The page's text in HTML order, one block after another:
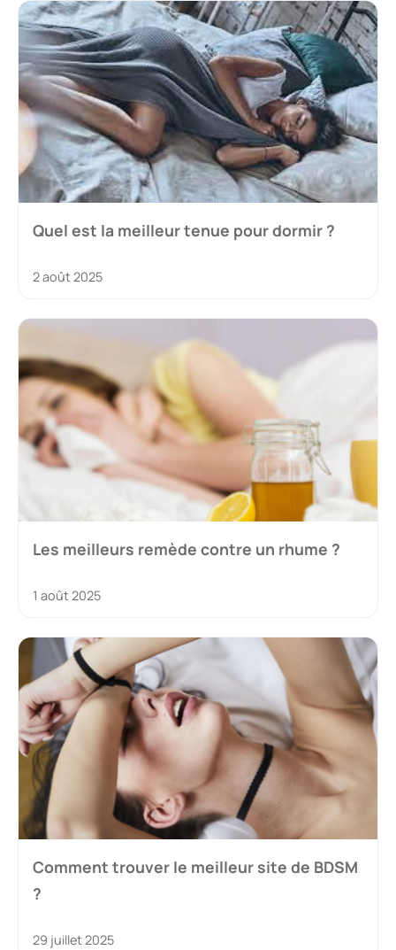
Quel est la meilleur tenue pour dormir ?
2 août 2025
Les meilleurs remède contre un rhume ?
1 août 2025
Comment trouver le meilleur site de BDSM
?
29 juillet 2025